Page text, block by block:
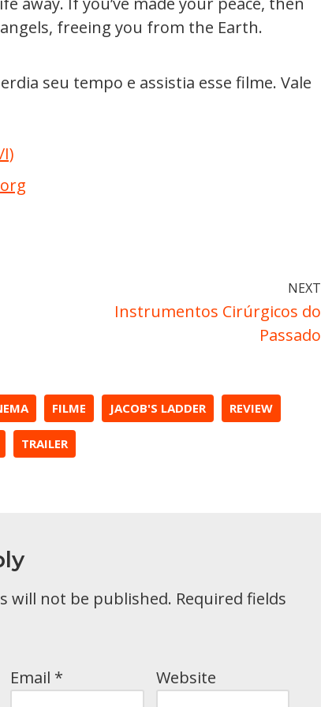
freeing you from the Earth.
seu tempo e assistia esse filme. Vale
I)
NEXT
Instrumentos Cirúrgicos do
Passado
FILME JACOB'S LADDER REVIEW
TRAILER
will not be published. Required fields
Email * Website